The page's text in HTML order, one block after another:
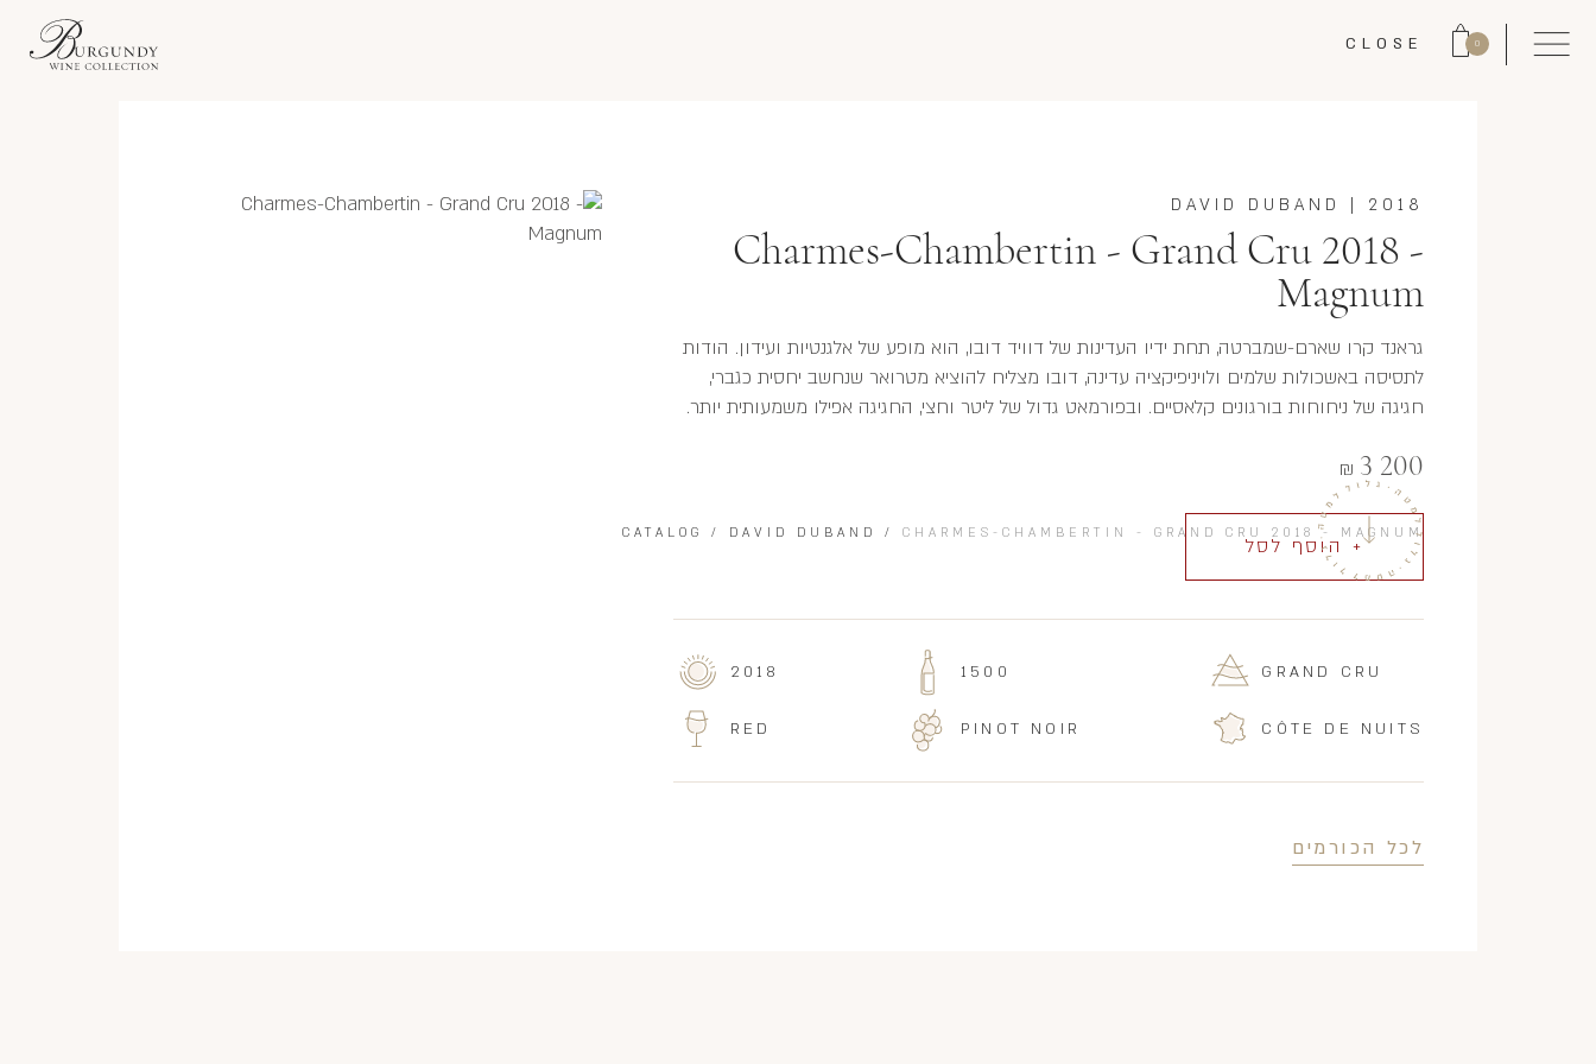
0
CLOSE
CATALOG / DAVID DUBAND / CHARMES-CHAMBERTIN - GRAND CRU 2018 - MAGNUM
2018
|
DAVID DUBAND
Charmes-Chambertin - Grand Cru 2018 -
Magnum
גראנד קרו שארם-שמברטה, תחת ידיו העדינות של דוויד דובו, הוא מופע של אלגנטיות ועידון. הודות
לתסיסה באשכולות שלמים ולויניפיקציה עדינה, דובו מצליח להוציא מטרואר שנחשב יחסית כגברי,
חגיגה של ניחוחות בורגונים קלאסיים. ובפורמאט גדול של ליטר וחצי, החגיגה אפילו משמעותית יותר.
3 200
₪
+ הוסף לסל
2018
RED
1500
PINOT NOIR
GRAND CRU
CÔTE DE NUITS
לכל הכורמים